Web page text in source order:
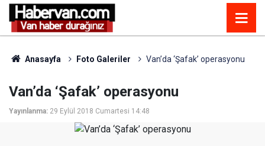
Anasayfa Foto Galeriler Van’da ‘Şafak’ operasyonu
Van’da ‘Şafak’ operasyonu
Yayınlanma: 29 Eylül 2018 Cumartesi 14:48